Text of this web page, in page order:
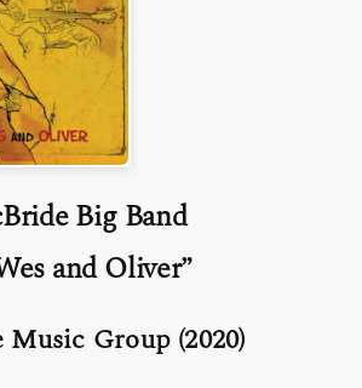
Big Band
and Oliver
Group (2020)